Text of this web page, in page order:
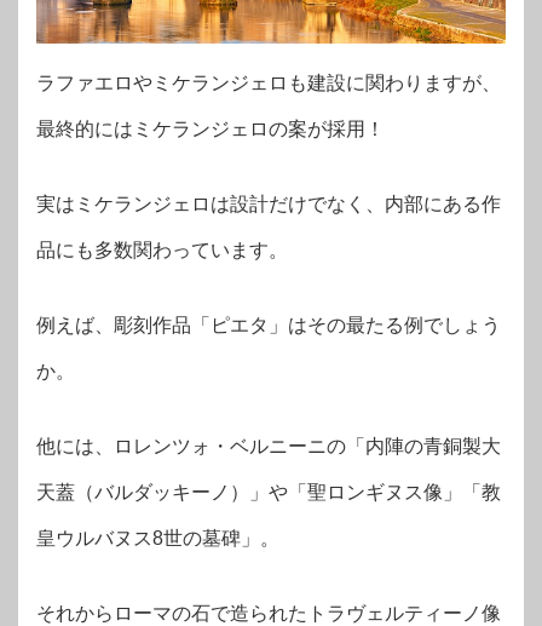
ラファエロやミケランジェロも建設に関わりますが、
最終的にはミケランジェロの案が採用！
実はミケランジェロは設計だけでなく、内部にある作
品にも多数関わっています。
例えば、彫刻作品「ピエタ」はその最たる例でしょう
か。
他には、ロレンツォ・ベルニーニの「内陣の青銅製大
天蓋（バルダッキーノ）」や「聖ロンギヌス像」「教
皇ウルバヌス8世の墓碑」。
それからローマの石で造られたトラヴェルティーノ像